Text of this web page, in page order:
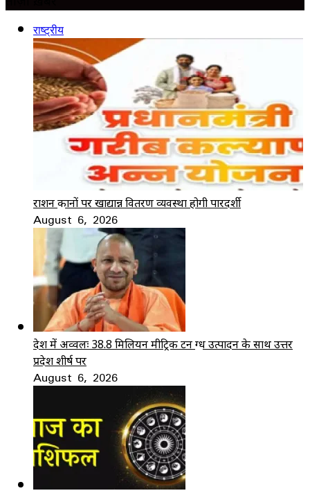
राष्ट्रीय
राशन दुकानों पर खाद्यान्न वितरण व्यवस्था होगी पारदर्शी
August 6, 2026
देश में अव्वलः 38.8 मिलियन मीट्रिक टन दुग्ध उत्पादन के साथ उत्तर
प्रदेश शीर्ष पर
August 6, 2026